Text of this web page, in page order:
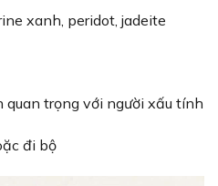
xanh, peridot, jadeite
quan trọng với người xấu tính
đi bộ